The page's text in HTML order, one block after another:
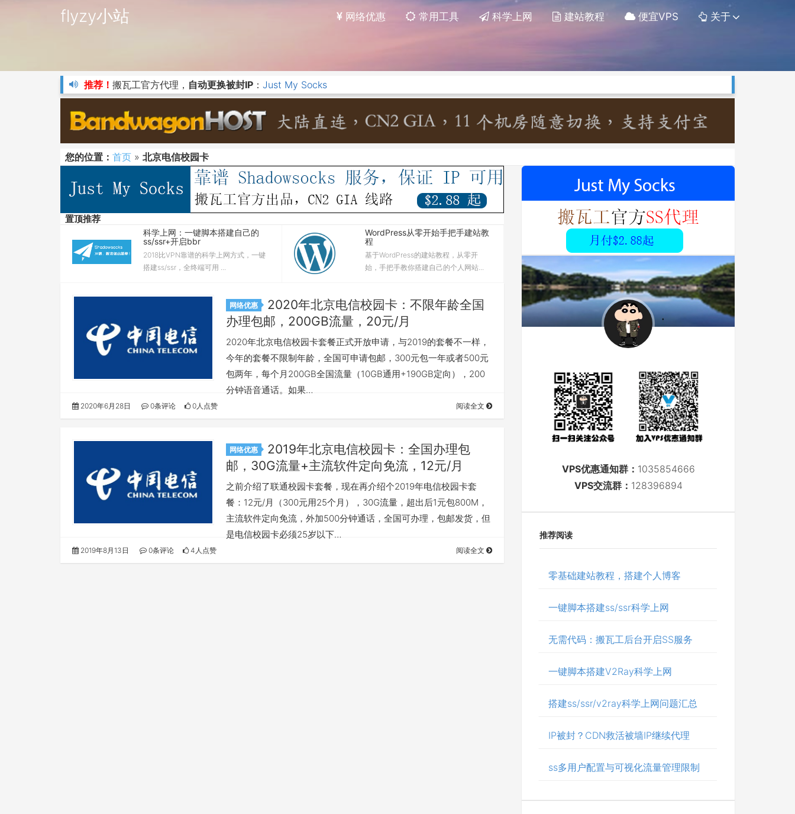
flyzy小站 网络优惠 常用工具 科学上网 建站教程 便宜VPS 关于
推荐！ 搬瓦工官方代理， 自动更换被封IP ： Just My Socks
您的位置： 首页 » 北京电信校园卡
置顶推荐
科学上网：一键脚本搭建自己的
ss/ssr+开启bbr
2018比VPN靠谱的科学上网方式，一键
搭建ss/ssr，全终端可用 ...
WordPress从零开始手把手建站教
程
基于WordPress的建站教程，从零开
始，手把手教你搭建自己的个人网站...
网络优惠
2020年北京电信校园卡：不限年龄全国
办理包邮，200GB流量，20元/月
2020年北京电信校园卡套餐正式开放申请，与2019的套餐不一样，
今年的套餐不限制年龄，全国可申请包邮，300元包一年或者500元
包两年，每个月200GB全国流量（10GB通用+190GB定向），200
分钟语音通话。如果…
2020年6月28日 0条评论 0人点赞 阅读全文
网络优惠
2019年北京电信校园卡：全国办理包
邮，30G流量+主流软件定向免流，12元/月
之前介绍了联通校园卡套餐，现在再介绍个2019年电信校园卡套
餐：12元/月（300元用25个月），30G流量，超出后1元包800M，
主流软件定向免流，外加500分钟通话，全国可办理，包邮发货，但
是电信校园卡必须25岁以下…
2019年8月13日 0条评论 4人点赞 阅读全文
VPS优惠通知群： 1035854666
VPS交流群： 128396894
推荐阅读
零基础建站教程，搭建个人博客
一键脚本搭建ss/ssr科学上网
无需代码：搬瓦工后台开启SS服务
一键脚本搭建V2Ray科学上网
搭建ss/ssr/v2ray科学上网问题汇总
IP被封？CDN救活被墙IP继续代理
ss多用户配置与可视化流量管理限制